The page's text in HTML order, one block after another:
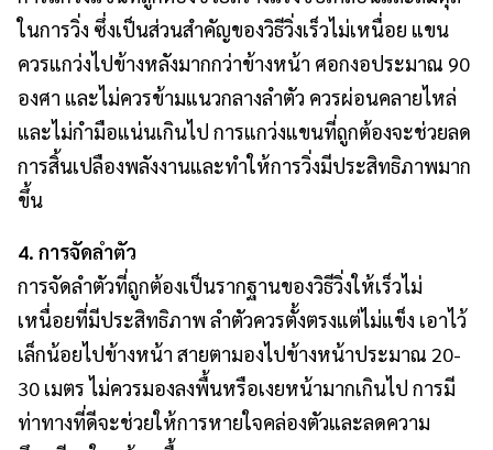
ในการวิ่ง ซึ่งเป็นส่วนสำคัญของวิธีวิ่งเร็วไม่เหนื่อย แขน
ควรแกว่งไปข้างหลังมากกว่าข้างหน้า ศอกงอประมาณ 90
องศา และไม่ควรข้ามแนวกลางลำตัว ควรผ่อนคลายไหล่
และไม่กำมือแน่นเกินไป การแกว่งแขนที่ถูกต้องจะช่วยลด
การสิ้นเปลืองพลังงานและทำให้การวิ่งมีประสิทธิภาพมาก
ขึ้น
4. การจัดลำตัว
การจัดลำตัวที่ถูกต้องเป็นรากฐานของวิธีวิ่งให้เร็วไม่
เหนื่อยที่มีประสิทธิภาพ ลำตัวควรตั้งตรงแต่ไม่แข็ง เอาไว้
เล็กน้อยไปข้างหน้า สายตามองไปข้างหน้าประมาณ 20-
30 เมตร ไม่ควรมองลงพื้นหรือเงยหน้ามากเกินไป การมี
ท่าทางที่ดีจะช่วยให้การหายใจคล่องตัวและลดความ